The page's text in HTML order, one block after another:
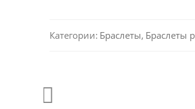
Категории: Браслеты, Браслеты